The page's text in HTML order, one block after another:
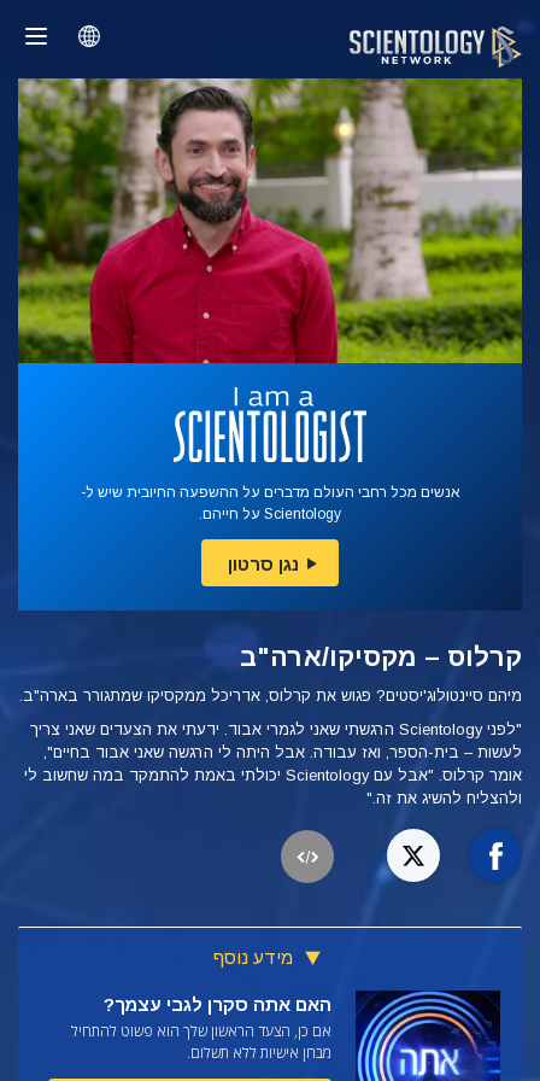
אנשים מכל רחבי העולם מדברים על ההשפעה החיובית שיש ל-
Scientology על חייהם.
נגן סרטון
קרלוס – מקסיקו/ארה"ב
מיהם סיינטולוג'יסטים? פגוש את קרלוס, אדריכל ממקסיקו שמתגורר בארה"ב.
"לפני Scientology הרגשתי שאני לגמרי אבוד. ידעתי את הצעדים שאני צריך
לעשות – בית-הספר, ואז עבודה. אבל היתה לי הרגשה שאני אבוד בחיים",
אומר קרלוס. "אבל עם Scientology יכולתי באמת להתמקד במה שחשוב לי
ולהצליח להשיג את זה."
מידע נוסף
האם אתה סקרן לגבי עצמך?
אם כן, הצעד הראשון שלך הוא פשוט להתחיל
מבחן אישיות ללא תשלום.